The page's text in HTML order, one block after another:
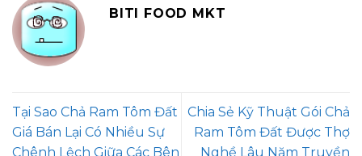
BITI FOOD MKT
Tại Sao Chả Ram Tôm Đất
Giá Bán Lại Có Nhiều Sự
Chênh Lệch Giữa Các Bên
Chia Sẻ Kỹ Thuật Gói Chả
Ram Tôm Đất Được Thợ
Nghề Lâu Năm Truyền